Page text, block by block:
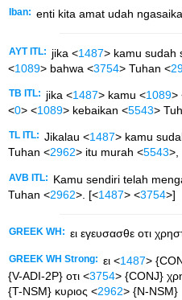
Iban: enti kita amat udah
AYT ITL: jika <1487> kamu sudah
<1089> bahwa <3754> Tuhan <
TB ITL: jika <1487> kamu <1089>
<0> <1089> kebaikan <5543>
TL ITL: Jikalau <1487> kamu
Tuhan <2962> itu murah <5543>,
AVB ITL: Kamu sendiri telah
Tuhan <2962>. [<1487> <3754>]
GREEK WH: ει εγευσασθε οτι
GREEK WH Strong: ει <1487>
{V-ADI-2P} οτι <3754> {CONJ}
{T-NSM} κυριος <2962> {N-NSM}